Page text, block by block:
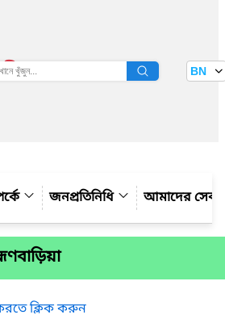
তথ্য বাতায়ন BN
জনপ্রতিনিধি আমাদের সেবা
ক্লিক করুন